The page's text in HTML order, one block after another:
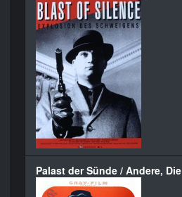
Palast der Sünde / Andere, Die